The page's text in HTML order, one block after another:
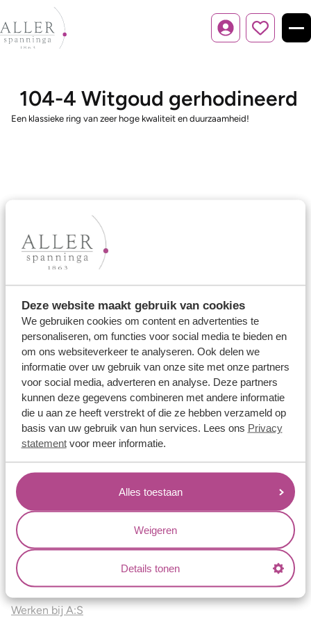
Deze website maakt gebruik van cookies
We gebruiken cookies om content en advertenties te
personaliseren, om functies voor social media te bieden en
om ons websiteverkeer te analyseren. Ook delen we
informatie over uw gebruik van onze site met onze partners
voor social media, adverteren en analyse. Deze partners
kunnen deze gegevens combineren met andere informatie
die u aan ze heeft verstrekt of die ze hebben verzameld op
basis van uw gebruik van hun services. Lees ons Privacy
statementvoor meer informatie.
Alles toestaan
Weigeren
Details tonen
Inloggen
104-4 Witgoud gerhodineerd
Een klassieke ring van zeer hoge kwaliteit en duurzaamheid!
Trouwringen
Verlovingsringen
Vriendschapsringen
Over ons
Aller Spanninga
Historie
Certificaten
Blogs
Jouw voordelen
Conflictvrije Materialen
Oneindig veel mogelijkheden
Kwaliteit
Juweliers & Contact
Onze verkooppunten
Werken bij A:S